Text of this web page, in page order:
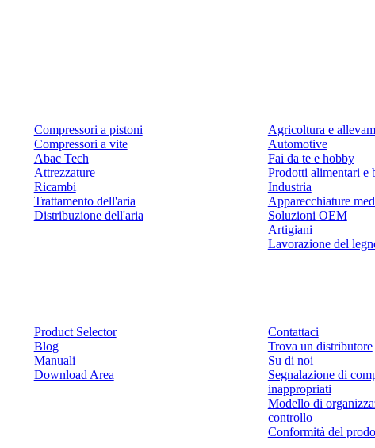
Compressori a pistoni
Compressori a vite
Abac Tech
Attrezzature
Ricambi
Trattamento dell'aria
Distribuzione dell'aria
Agricoltura e
Automotive
Fai da te e hobby
Prodotti alimentari e
Industria
Apparecchiature
Soluzioni OEM
Artigiani
Lavorazione del
Product Selector
Blog
Manuali
Download Area
Contattaci
Trova un distributore
Su di noi
Segnalazione di
inappropriati
Modello di
controllo
Conformità del